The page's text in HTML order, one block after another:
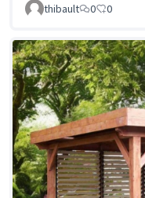
thibault
0 0